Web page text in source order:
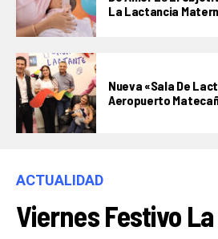
La Lactancia
Nueva «Sala De
Aeropuerto
ACTUALIDAD
Viernes Festivo